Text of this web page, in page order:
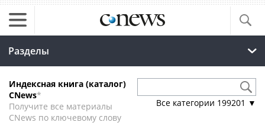
Разделы
Индексная книга (каталог)
CNews*
Получите все материалы
CNews по ключевому слову
Все категории 199201 ▼